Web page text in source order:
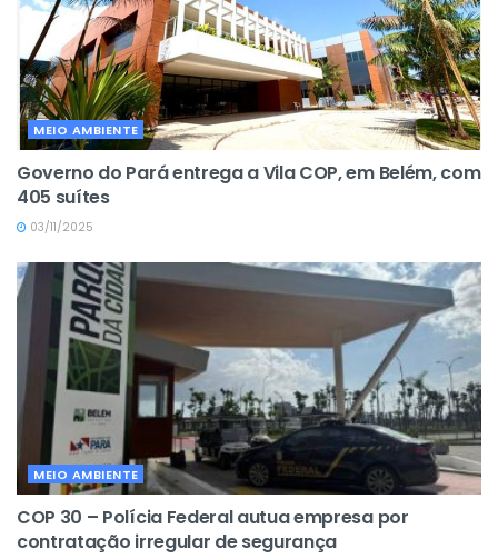
MEIO AMBIENTE
Governo do Pará entrega a Vila COP, em Belém, com
405 suítes
03/11/2025
MEIO AMBIENTE
COP 30 – Polícia Federal autua empresa por
contratação irregular de segurança